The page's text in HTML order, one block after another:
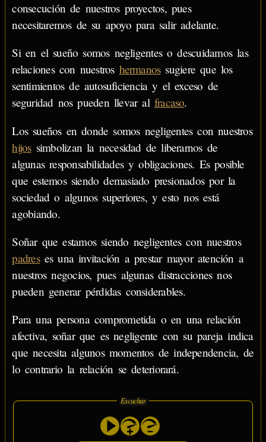
consecución de nuestros proyectos, pues
necesitaremos de su apoyo para salir adelante.
Si en el sueño somos negligentes o descuidamos las
relaciones con nuestros hermanossugiere que los
sentimientos de autosuficiencia y el exceso de
seguridad nos pueden llevar al fracaso.
Los sueños en donde somos negligentes con nuestros
hijossimbolizan la necesidad de liberarnos de
algunas responsabilidades y obligaciones. Es posible
que estemos siendo demasiado presionados por la
sociedad o algunos superiores, y esto nos está
agobiando.
Soñar que estamos siendo negligentes con nuestros
padreses una invitación a prestar mayor atención a
nuestros negocios, pues algunas distracciones nos
pueden generar pérdidas considerables.
Para una persona comprometida o en una relación
afectiva, soñar que es negligente con su pareja indica
que necesita algunos momentos de independencia, de
lo contrario la relación se deteriorará.
Escuchar